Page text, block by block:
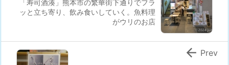
「寿司酒湊」熊本市の繁華街下通りでフラ
ッと立ち寄り、飲み食いしていく。魚料理
がウリのお店
 Prev